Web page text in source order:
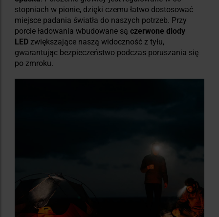
stopniach w pionie, dzięki czemu łatwo dostosować
miejsce padania światła do naszych potrzeb. Przy
porcie ładowania wbudowane są czerwone diody
LED zwiększające naszą widoczność z tyłu,
gwarantując bezpieczeństwo podczas poruszania się
po zmroku.